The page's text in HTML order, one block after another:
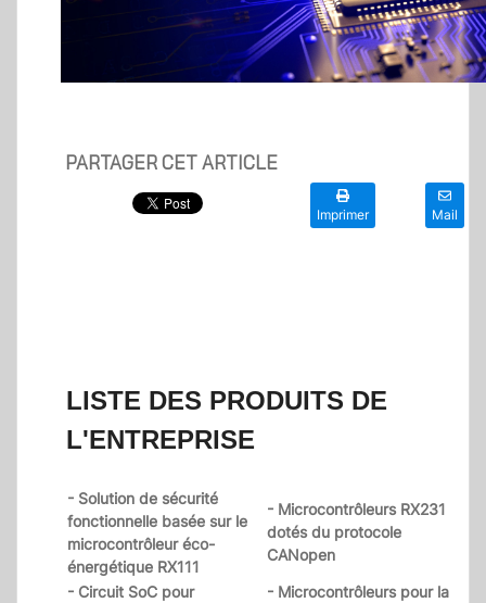
PARTAGER CET ARTICLE
Imprimer Mail
LISTE DES PRODUITS DE
L'ENTREPRISE
- Solution de sécurité
fonctionnelle basée sur le
microcontrôleur éco-
énergétique RX111
- Microcontrôleurs RX231
dotés du protocole
CANopen
- Circuit SoC pour
- Microcontrôleurs pour la